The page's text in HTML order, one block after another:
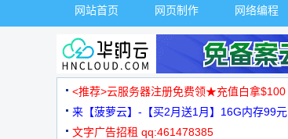
网站首页 网页制作 网络编程
<推荐>云服务器注册免费领★充值白拿$100
来【菠萝云】-【买2月送1月】16G内存99元
文字广告招租 qq:461478385